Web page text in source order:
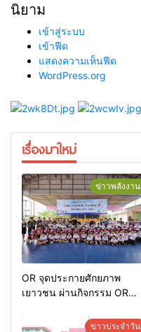
นิยาม
เข้าสู่ระบบ
เข้าฟีด
แสดงความเห็นฟีด
WordPress.org
เรื่องมาใหม่
ข่าวพลังงาน
OR จุดประกายศักยภาพ
เยาวชน ผ่านกิจกรรม OR
ข่าวประจำวัน